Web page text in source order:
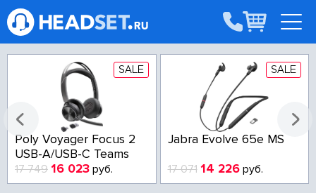
SALE
Poly Voyager Focus 2
USB-A/USB-C Teams
17 749 16 023 руб.
SALE
Jabra Evolve 65e MS
17 071 14 226руб.